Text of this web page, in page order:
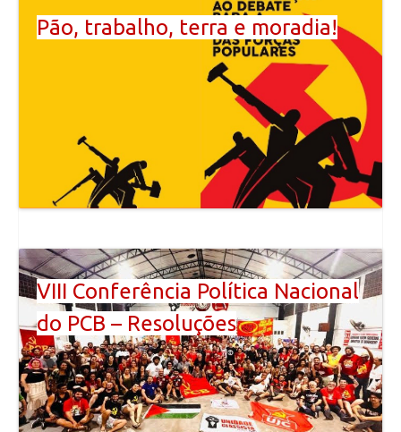
Pão, trabalho, terra e moradia!
VIII Conferência Política Nacional
do PCB – Resoluções